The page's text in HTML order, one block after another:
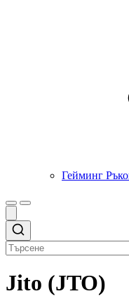
Гейминг
Jito (JTO)